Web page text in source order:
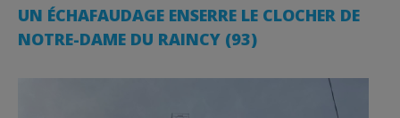
UN ÉCHAFAUDAGE ENSERRE LE CLOCHER DE
NOTRE-DAME DU RAINCY (93)